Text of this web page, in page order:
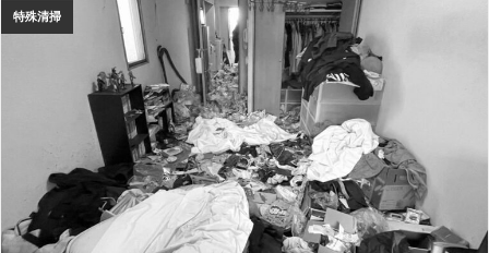
特殊清掃